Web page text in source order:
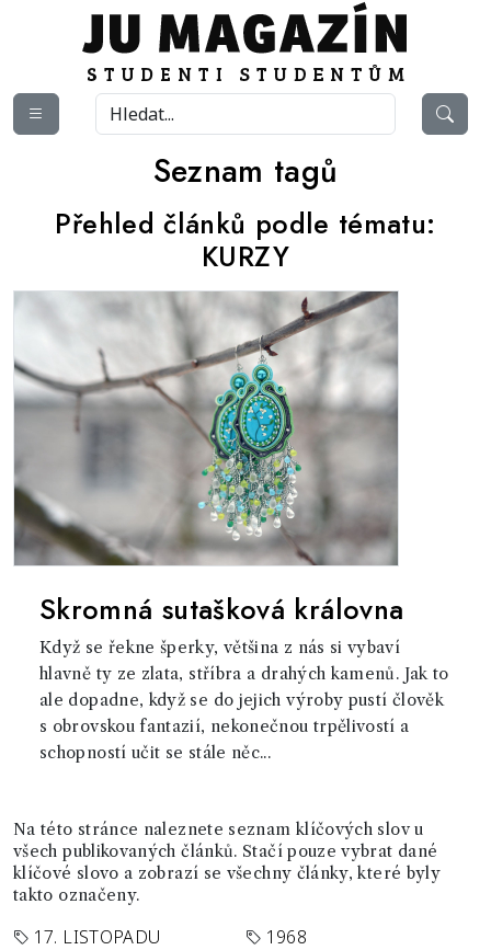
Seznam tagů
Přehled článků podle tématu:
KURZY
Skromná sutašková královna
Když se řekne šperky, většina z nás si vybaví
hlavně ty ze zlata, stříbra a drahých kamenů. Jak to
ale dopadne, když se do jejich výroby pustí člověk
s obrovskou fantazií, nekonečnou trpělivostí a
schopností učit se stále něc...
Na této stránce naleznete seznam klíčových slov u
všech publikovaných článků. Stačí pouze vybrat dané
klíčové slovo a zobrazí se všechny články, které byly
takto označeny.
17. LISTOPADU
1968